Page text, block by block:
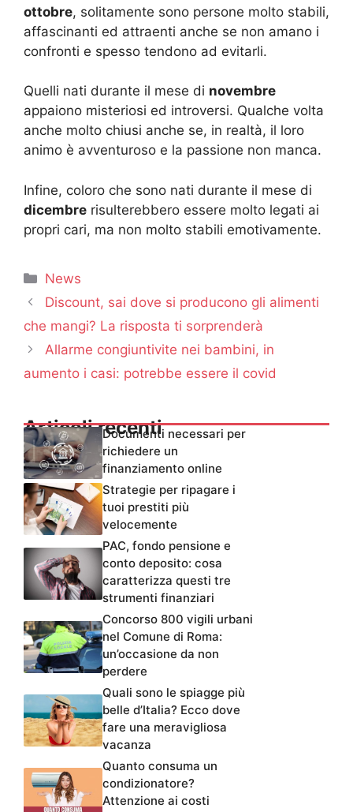
ottobre, solitamente sono persone molto stabili,
affascinanti ed attraenti anche se non amano i
confronti e spesso tendono ad evitarli.
Quelli nati durante il mese di novembre
appaiono misteriosi ed introversi. Qualche volta
anche molto chiusi anche se, in realtà, il loro
animo è avventuroso e la passione non manca.
Infine, coloro che sono nati durante il mese di
dicembre risulterebbero essere molto legati ai
propri cari, ma non molto stabili emotivamente.
Categorie
News
Discount, sai dove si producono gli alimenti
che mangi? La risposta ti sorprenderà
Allarme congiuntivite nei bambini, in
aumento i casi: potrebbe essere il covid
Articoli recentiDocumenti necessari per
richiedere un
finanziamento online
Strategie per ripagare i
tuoi prestiti più
velocemente
PAC, fondo pensione e
conto deposito: cosa
caratterizza questi tre
strumenti finanziari
Concorso 800 vigili urbani
nel Comune di Roma:
un’occasione da non
perdere
Quali sono le spiagge più
belle d’Italia? Ecco dove
fare una meravigliosa
vacanza
Quanto consuma un
condizionatore?
Attenzione ai costi